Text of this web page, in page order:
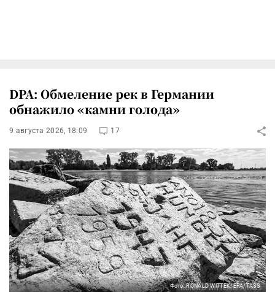
DPA: Обмеление рек в Германии
обнажило «камни голода»
9 августа 2026, 18:09 17
Фото: RONALD WITTEK/EPA/TASS